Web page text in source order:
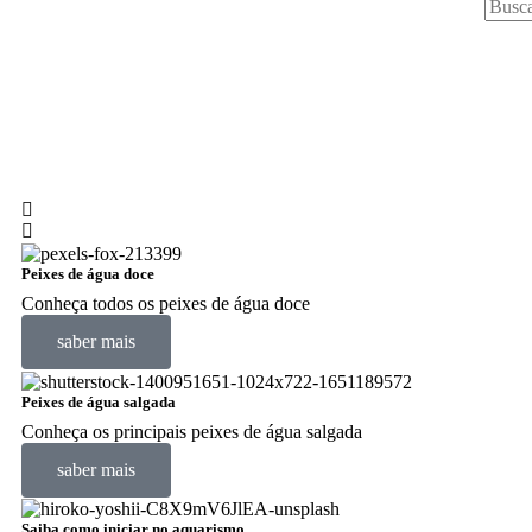
Peixes de água doce
Conheça todos os peixes de água doce
saber mais
Peixes de água salgada
Conheça os principais peixes de água salgada
saber mais